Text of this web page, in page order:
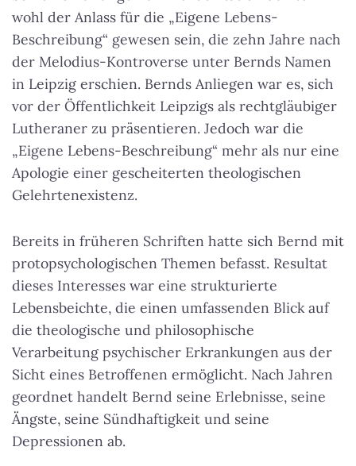
wohl der Anlass für die „Eigene Lebens-
Beschreibung“ gewesen sein, die zehn Jahre nach
der Melodius-Kontroverse unter Bernds Namen
in Leipzig erschien. Bernds Anliegen war es, sich
vor der Öffentlichkeit Leipzigs als rechtgläubiger
Lutheraner zu präsentieren. Jedoch war die
„Eigene Lebens-Beschreibung“ mehr als nur eine
Apologie einer gescheiterten theologischen
Gelehrtenexistenz.
Bereits in früheren Schriften hatte sich Bernd mit
protopsychologischen Themen befasst. Resultat
dieses Interesses war eine strukturierte
Lebensbeichte, die einen umfassenden Blick auf
die theologische und philosophische
Verarbeitung psychischer Erkrankungen aus der
Sicht eines Betroffenen ermöglicht. Nach Jahren
geordnet handelt Bernd seine Erlebnisse, seine
Ängste, seine Sündhaftigkeit und seine
Depressionen ab.